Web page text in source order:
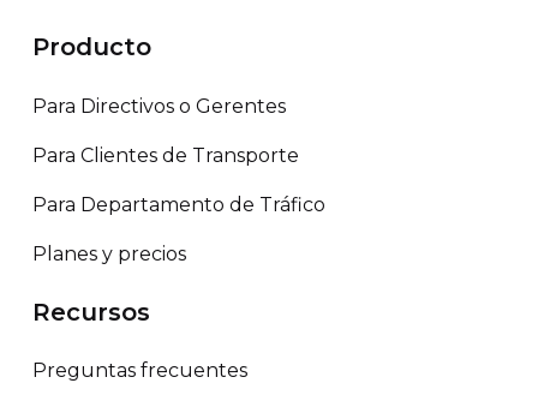
Producto
Para Directivos o Gerentes
Para Clientes de Transporte
Para Departamento de Tráfico
Planes y precios
Recursos
Preguntas frecuentes